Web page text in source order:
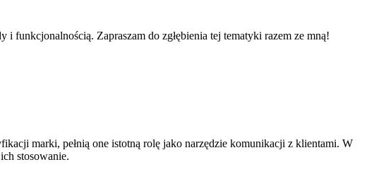
funkcjonalnością. Zapraszam do zgłębienia tej tematyki razem ze mną!
marki, pełnią one istotną rolę jako narzędzie komunikacji z klientami. W
stosowanie.